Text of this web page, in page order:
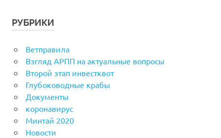
РУБРИКИ
Ветправила
Взгляд АРПП на актуальные вопросы
Второй этап инвестквот
Глубоководные крабы
Документы
коронавирус
Минтай 2020
Новости